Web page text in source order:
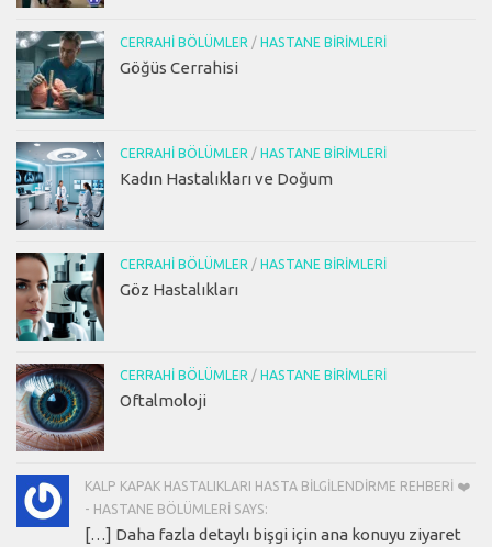
CERRAHI BÖLÜMLER / HASTANE BIRIMLERI
Göğüs Cerrahisi
CERRAHI BÖLÜMLER / HASTANE BIRIMLERI
Kadın Hastalıkları ve Doğum
CERRAHI BÖLÜMLER / HASTANE BIRIMLERI
Göz Hastalıkları
CERRAHI BÖLÜMLER / HASTANE BIRIMLERI
Oftalmoloji
KALP KAPAK HASTALIKLARI HASTA BILGILENDIRME REHBERI ❤️
- HASTANE BÖLÜMLERI SAYS:
[…] Daha fazla detaylı bişgi için ana konuyu ziyaret